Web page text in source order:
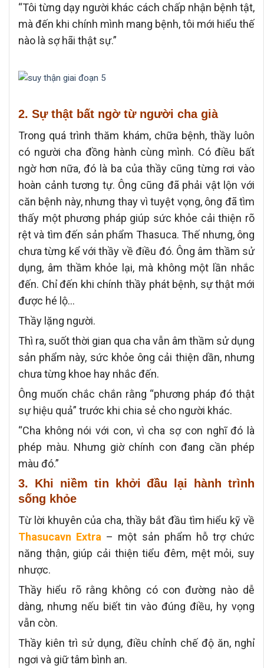
“Tôi từng dạy người khác cách chấp nhận bệnh tật,
mà đến khi chính mình mang bệnh, tôi mới hiểu thế
nào là sợ hãi thật sự.”
2. Sự thật bất ngờ từ người cha già
Trong quá trình thăm khám, chữa bệnh, thầy luôn
có người cha đồng hành cùng mình. Có điều bất
ngờ hơn nữa, đó là ba của thầy cũng từng rơi vào
hoàn cảnh tương tự. Ông cũng đã phải vật lộn với
căn bệnh này, nhưng thay vì tuyệt vọng, ông đã tìm
thấy một phương pháp giúp sức khỏe cải thiện rõ
rệt và tìm đến sản phẩm Thasuca. Thế nhưng, ông
chưa từng kể với thầy về điều đó. Ông âm thầm sử
dụng, âm thầm khỏe lại, mà không một lần nhắc
đến. Chỉ đến khi chính thầy phát bệnh, sự thật mới
được hé lộ…
Thầy lặng người.
Thì ra, suốt thời gian qua cha vẫn âm thầm sử dụng
sản phẩm này, sức khỏe ông cải thiện dần, nhưng
chưa từng khoe hay nhắc đến.
Ông muốn chắc chắn rằng “phương pháp đó thật
sự hiệu quả” trước khi chia sẻ cho người khác.
“Cha không nói với con, vì cha sợ con nghĩ đó là
phép màu. Nhưng giờ chính con đang cần phép
màu đó.”
3. Khi niềm tin khởi đầu lại hành trình
sống khỏe
Từ lời khuyên của cha, thầy bắt đầu tìm hiểu kỹ về
Thasucavn Extra – một sản phẩm hỗ trợ chức
năng thận, giúp cải thiện tiểu đêm, mệt mỏi, suy
nhược.
Thầy hiểu rõ rằng không có con đường nào dễ
dàng, nhưng nếu biết tin vào đúng điều, hy vọng
vẫn còn.
Thầy kiên trì sử dụng, điều chỉnh chế độ ăn, nghỉ
ngơi và giữ tâm bình an.